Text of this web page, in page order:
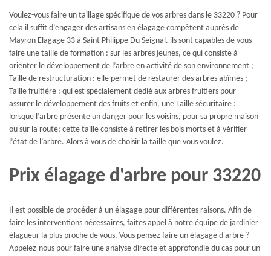
Voulez-vous faire un taillage spécifique de vos arbres dans le 33220 ? Pour
cela il suffit d’engager des artisans en élagage compètent auprès de
Mayron Elagage 33 à Saint Philippe Du Seignal. ils sont capables de vous
faire une taille de formation : sur les arbres jeunes, ce qui consiste à
orienter le développement de l’arbre en activité de son environnement ;
Taille de restructuration : elle permet de restaurer des arbres abîmés ;
Taille fruitière : qui est spécialement dédié aux arbres fruitiers pour
assurer le développement des fruits et enfin, une Taille sécuritaire :
lorsque l’arbre présente un danger pour les voisins, pour sa propre maison
ou sur la route; cette taille consiste à retirer les bois morts et à vérifier
l’état de l’arbre. Alors à vous de choisir la taille que vous voulez.
Prix élagage d'arbre pour 33220
Il est possible de procéder à un élagage pour différentes raisons. Afin de
faire les interventions nécessaires, faites appel à notre équipe de jardinier
élagueur la plus proche de vous. Vous pensez faire un élagage d'arbre ?
Appelez-nous pour faire une analyse directe et approfondie du cas pour un